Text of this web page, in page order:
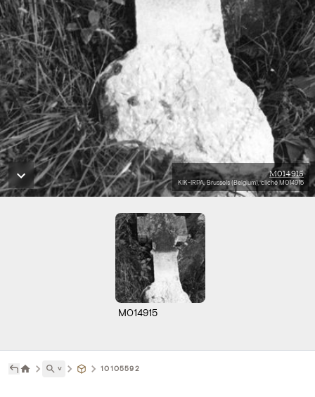
M014915
KIK-IRPA, Brussels (Belgium), cliché M014915
M014915
˅ 10105592